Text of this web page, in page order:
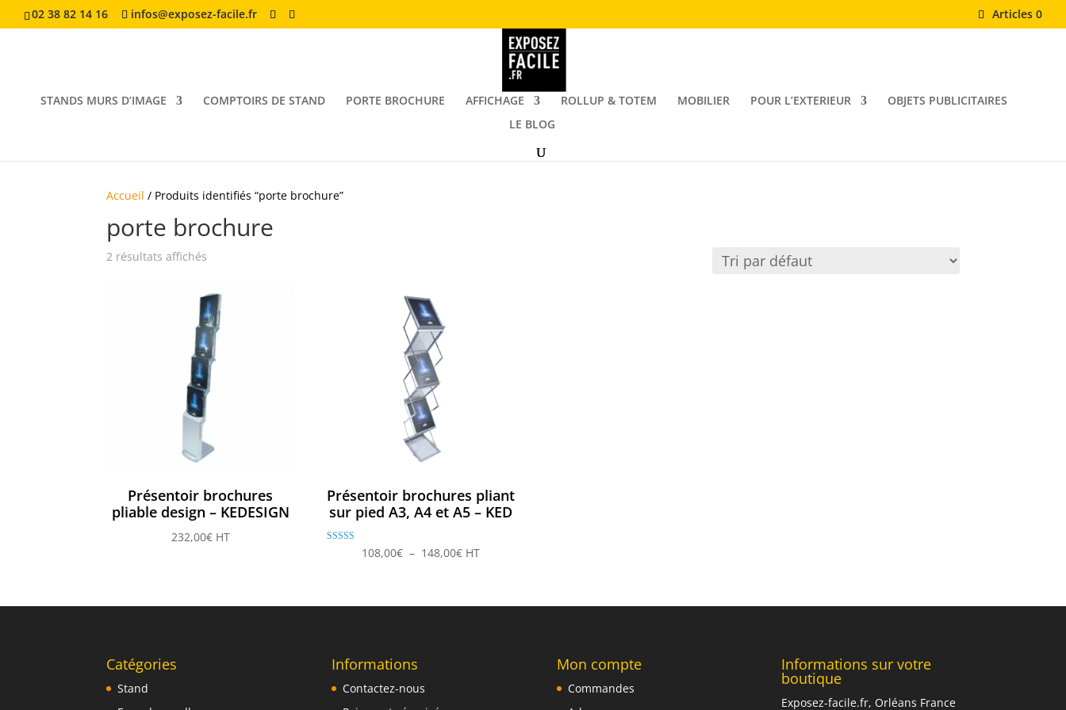
02 38 82 14 16 infos@exposez-facile.fr Articles 0
STANDS MURS D’IMAGE COMPTOIRS DE STAND PORTE BROCHURE AFFICHAGE ROLLUP & TOTEM MOBILIER POUR L’EXTERIEUR
OBJETS PUBLICITAIRES
LE BLOG
Accueil / Produits identifiés “porte brochure”
porte brochure
2 résultats affichés
Présentoir brochures
pliable design – KEDESIGN
232,00€ HT
Présentoir brochures pliant
sur pied A3, A4 et A5 – KED
108,00€ – 148,00€Plage
108,00€
HT
Catégories
Stand
Informations
Contactez-nous
Mon compte
Commandes
Informations sur votre
boutique
Exposez-facile.fr, Orléans France